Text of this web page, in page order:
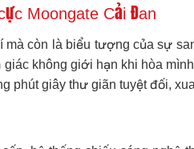
Moongate Cải Đan
mà còn là biểu tượng của sự
không giới hạn khi hòa
giây thư giãn tuyệt đối,